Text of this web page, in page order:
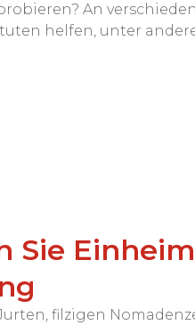
An
helfen, unter
Sie
filzigen